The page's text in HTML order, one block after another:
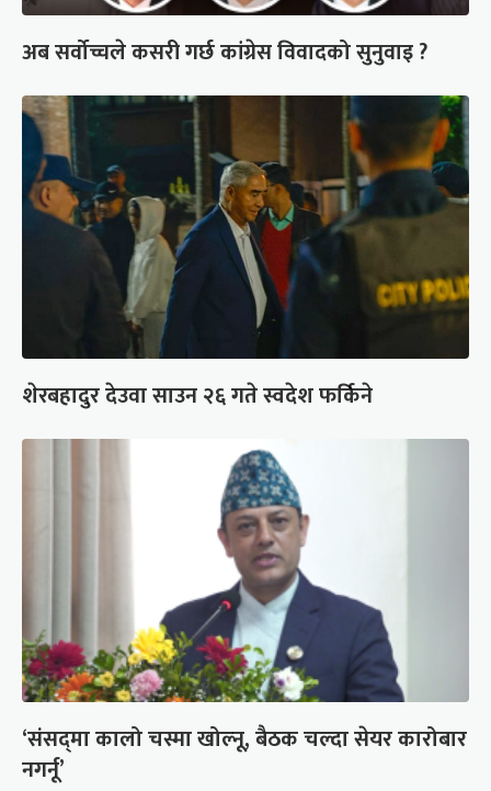
अब सर्वोच्चले कसरी गर्छ कांग्रेस विवादको सुनुवाइ ?
शेरबहादुर देउवा साउन २६ गते स्वदेश फर्किने
‘संसद्‍मा कालो चस्मा खोल्नू, बैठक चल्दा सेयर कारोबार
नगर्नू’